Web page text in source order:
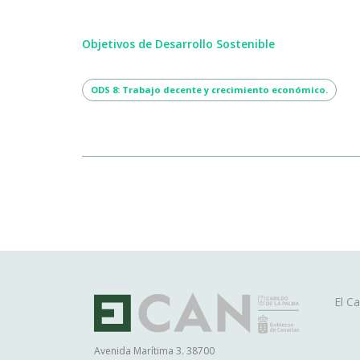
Objetivos de Desarrollo Sostenible
ODS 8: Trabajo decente y crecimiento económico.
Avenida Marítima 3. 38700
El